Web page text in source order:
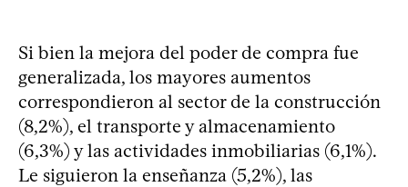
Si bien la mejora del poder de compra fue
generalizada, los mayores aumentos
correspondieron al sector de la construcción
(8,2%), el transporte y almacenamiento
(6,3%) y las actividades inmobiliarias (6,1%).
Le siguieron la enseñanza (5,2%), las